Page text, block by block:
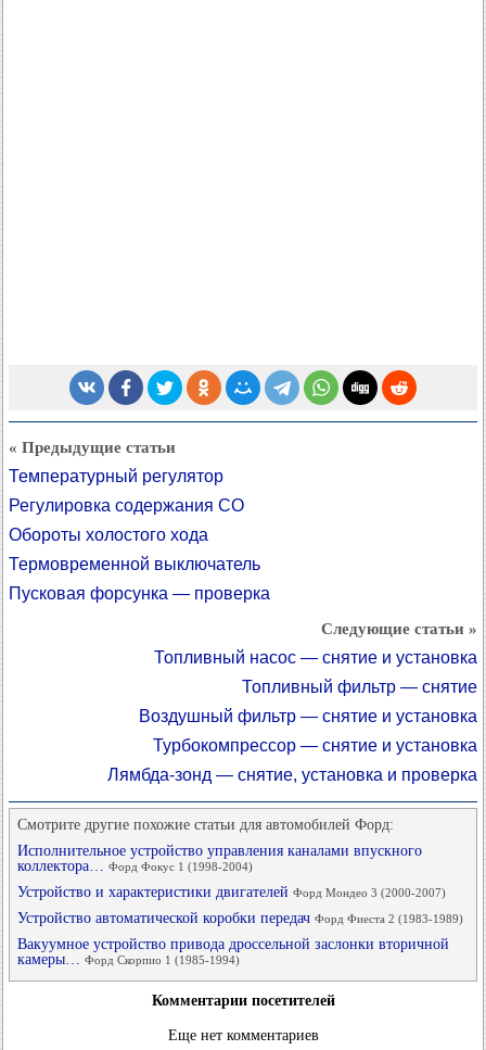
« Предыдущие статьи
Температурный регулятор
Регулировка содержания CO
Обороты холостого хода
Термовременной выключатель
Пусковая форсунка — проверка
Следующие статьи »
Топливный насос — снятие и установка
Топливный фильтр — снятие
Воздушный фильтр — снятие и установка
Турбокомпрессор — снятие и установка
Лямбда-зонд — снятие, установка и проверка
Смотрите другие похожие статьи для автомобилей Форд:
Исполнительное устройство управления каналами впускного
коллектора… Форд Фокус 1 (1998-2004)
Устройство и характеристики двигателей Форд Мондео 3 (2000-2007)
Устройство автоматической коробки передач Форд Фиеста 2 (1983-1989)
Вакуумное устройство привода дроссельной заслонки вторичной
камеры… Форд Скорпио 1 (1985-1994)
Комментарии посетителей
Еще нет комментариев